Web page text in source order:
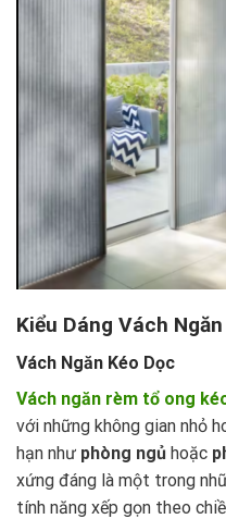
Kiểu Dáng Vách
Vách Ngăn Kéo Dọc
Vách ngăn rèm tổ ong
với những không gian nhỏ
hạn như phòng ngủ hoặc
xứng đáng là một trong
tính năng xếp gọn theo